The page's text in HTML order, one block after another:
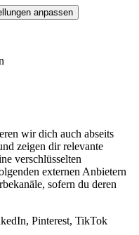
anpassen
wir dich auch abseits
zeigen dir relevante
verschlüsselten
externen Anbietern
sofern du deren
Pinterest, TikTok